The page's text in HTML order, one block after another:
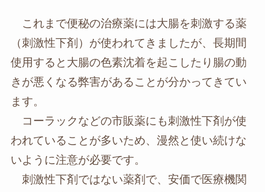
これまで便秘の治療薬には大腸を刺激する薬
（刺激性下剤）が使われてきましたが、長期間
使用すると大腸の色素沈着を起こしたり腸の動
きが悪くなる弊害があることが分かってきてい
ます。
コーラックなどの市販薬にも刺激性下剤が使
われていることが多いため、漫然と使い続けな
いように注意が必要です。
刺激性下剤ではない薬剤で、安価で医療機関